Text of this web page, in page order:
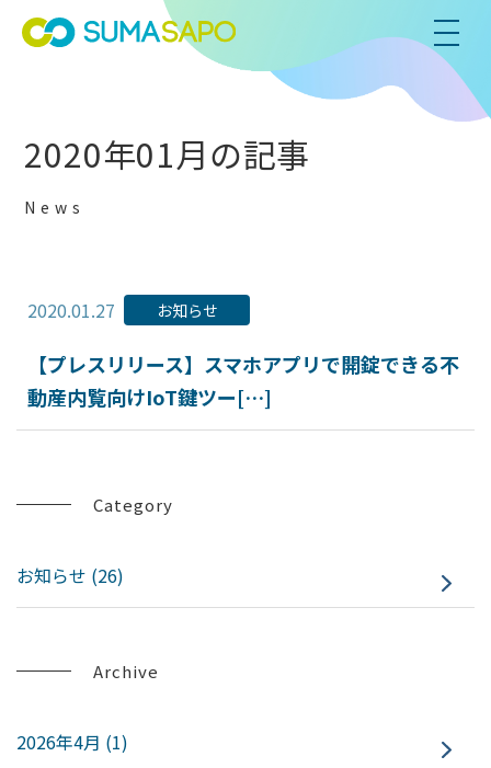
2020年01月の記事
News
2020.01.27 お知らせ
【プレスリリース】スマホアプリで開錠できる不
動産内覧向けIoT鍵ツー[…]
Category
お知らせ (26)
Archive
2026年4月 (1)